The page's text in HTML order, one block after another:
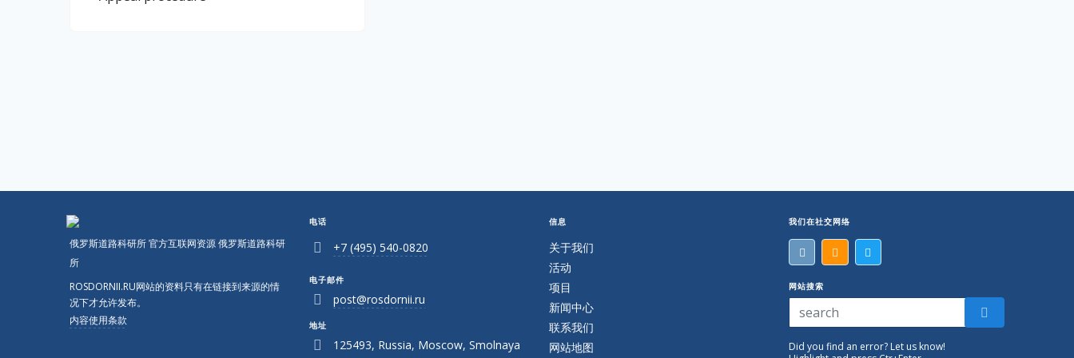
俄罗斯道路科研所 官方互联网资源 俄罗斯道路科研
所
ROSDORNII.RU网站的资料只有在链接到来源的情
况下才允许发布。
内容使用条款
电话
+7 (495) 540-0820
电子邮件
post@rosdornii.ru
地址
125493, Russia, Moscow, Smolnaya
信息
关于我们
活动
项目
新闻中心
联系我们
网站地图
我们在社交网络
网站搜索
Did you find an error? Let us know!